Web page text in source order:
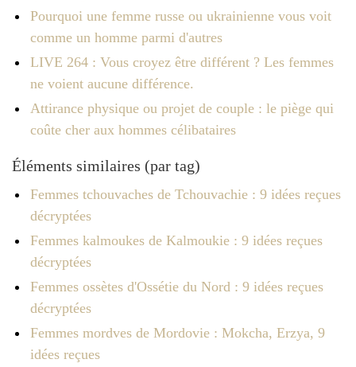
Pourquoi une femme russe ou ukrainienne vous voit
comme un homme parmi d'autres
LIVE 264 : Vous croyez être différent ? Les femmes
ne voient aucune différence.
Attirance physique ou projet de couple : le piège qui
coûte cher aux hommes célibataires
Éléments similaires (par tag)
Femmes tchouvaches de Tchouvachie : 9 idées reçues
décryptées
Femmes kalmoukes de Kalmoukie : 9 idées reçues
décryptées
Femmes ossètes d'Ossétie du Nord : 9 idées reçues
décryptées
Femmes mordves de Mordovie : Mokcha, Erzya, 9
idées reçues